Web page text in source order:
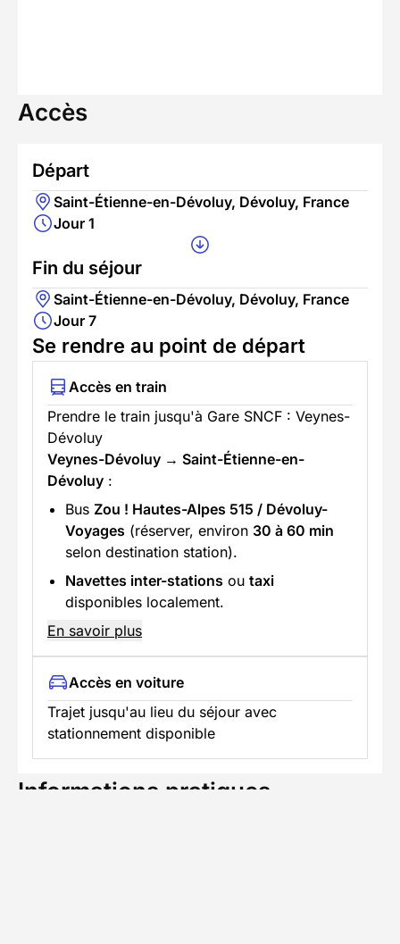
Accès
Départ
Saint-Étienne-en-Dévoluy, Dévoluy, France
Jour 1
Fin du séjour
Saint-Étienne-en-Dévoluy, Dévoluy, France
Jour 7
Se rendre au point de départ
Accès en train
Prendre le train jusqu'à Gare SNCF : Veynes-
Dévoluy
Veynes-Dévoluy → Saint-Étienne-en-
Dévoluy :
Bus Zou ! Hautes-Alpes 515 / Dévoluy-
Voyages (réserver, environ 30 à 60 min
selon destination station).
Navettes inter-stations ou taxi
disponibles localement.
En savoir plus
Accès en voiture
Trajet jusqu'au lieu du séjour avec
stationnement disponible
Informations pratiques